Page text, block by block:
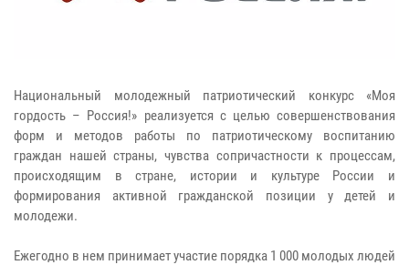
Национальный молодежный патриотический конкурс «Моя
гордость – Россия!» реализуется с целью совершенствования
форм и методов работы по патриотическому воспитанию
граждан нашей страны, чувства сопричастности к процессам,
происходящим в стране, истории и культуре России и
формирования активной гражданской позиции у детей и
молодежи.
Ежегодно в нем принимает участие порядка 1 000 молодых людей